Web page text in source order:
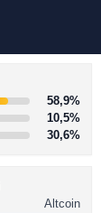
58,9%
10,5%
30,6%
Altcoin